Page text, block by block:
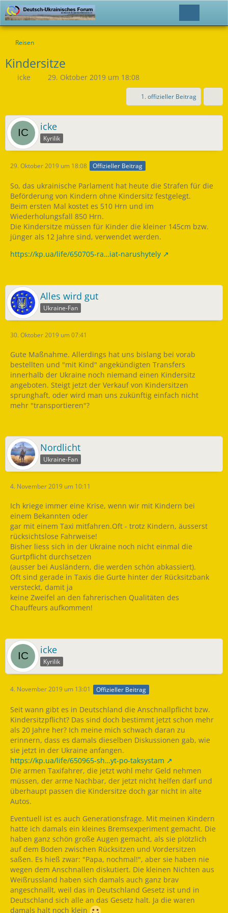
Reisen
Kindersitze
icke 29. Oktober 2019 um 18:08
1. offizieller Beitrag
icke
Kyrilik
29. Oktober 2019 um 18:08 Offizieller Beitrag
So, das ukrainische Parlament hat heute die Strafen für die
Beförderung von Kindern ohne Kindersitz festgelegt.
Beim ersten Mal kostet es 510 Hrn und im
Wiederholungsfall 850 Hrn.
Die Kindersitze müssen für Kinder die kleiner 145cm bzw.
jünger als 12 Jahre sind, verwendet werden.
https://kp.ua/life/650705-ra…iat-narushytely
Alles wird gut
Ukraine-Fan
30. Oktober 2019 um 07:41
Gute Maßnahme. Allerdings hat uns bislang bei vorab
bestellten und "mit Kind" angekündigten Transfers
innerhalb der Ukraine noch niemand einen Kindersitz
angeboten. Steigt jetzt der Verkauf von Kindersitzen
sprunghaft, oder wird man uns zukünftig einfach nicht
mehr "transportieren"?
Nordlicht
Ukraine-Fan
4. November 2019 um 10:11
Ich kriege immer eine Krise, wenn wir mit Kindern bei
einem Bekannten oder
gar mit einem Taxi mitfahren.Oft - trotz Kindern, äusserst
rücksichtslose Fahrweise!
Bisher liess sich in der Ukraine noch nicht einmal die
Gurtpflicht durchsetzen
(ausser bei Ausländern, die werden schön abkassiert).
Oft sind gerade in Taxis die Gurte hinter der Rücksitzbank
versteckt, damit ja
keine Zweifel an den fahrerischen Qualitäten des
Chauffeurs aufkommen!
icke
Kyrilik
4. November 2019 um 13:01 Offizieller Beitrag
Seit wann gibt es in Deutschland die Anschnallpflicht bzw.
Kindersitzpflicht? Das sind doch bestimmt jetzt schon mehr
als 20 Jahre her? Ich meine mich schwach daran zu
erinnern, dass es damals dieselben Diskussionen gab, wie
sie jetzt in der Ukraine anfangen.
https://kp.ua/life/650965-sh…yt-po-taksystam
Die armen Taxifahrer, die jetzt wohl mehr Geld nehmen
müssen, der arme Nachbar, der jetzt nicht helfen darf und
überhaupt passen die Kindersitze doch gar nicht in alte
Autos.
Eventuell ist es auch Generationsfrage. Mit meinen Kindern
hatte ich damals ein kleines Bremsexperiment gemacht. Die
haben ganz schön große Augen gemacht, als sie plötzlich
auf dem Boden zwischen Rücksitzen und Vordersitzen
saßen. Es hieß zwar: "Papa, nochmal!", aber sie haben nie
wegen dem Anschnallen diskutiert. Die kleinen Nichten aus
Weißrussland haben sich damals auch ganz brav
angeschnallt, weil das in Deutschland Gesetz ist und in
Deutschland sich alle an das Gesetz halt. Ja die waren
damals halt noch klein